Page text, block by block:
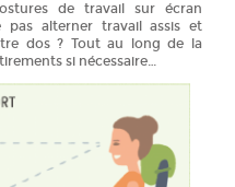
de travail sur écran
pas alterner travail assis et
dos ? Tout au long de la
si nécessaire…